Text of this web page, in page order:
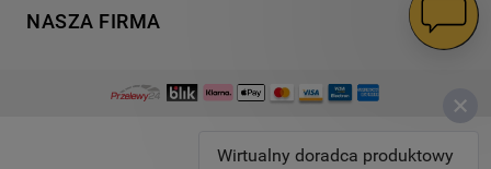
Dodatkowe produkty
Gwarancja
Rozwiązywanie problemów
Polityka prywatności
Regulamin sklepu
NASZA FIRMA
Strategia podatkowa
Wirtualny doradca produktowy